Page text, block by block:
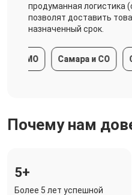
продуманная логистика
позволят доставить
назначенный срок.
Самара и СО
Почему нам
5+
Более 5 лет успешной